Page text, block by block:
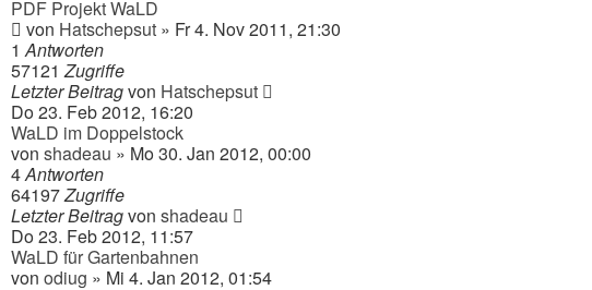
PDF Projekt WaLD
von Hatschepsut » Fr 4. Nov 2011, 21:30
1Antworten
57121Zugriffe
Letzter Beitragvon Hatschepsut
Do 23. Feb 2012, 16:20
WaLD im Doppelstock
von shadeau » Mo 30. Jan 2012, 00:00
4Antworten
64197Zugriffe
Letzter Beitragvon shadeau
Do 23. Feb 2012, 11:57
WaLD für Gartenbahnen
von odiug » Mi 4. Jan 2012, 01:54